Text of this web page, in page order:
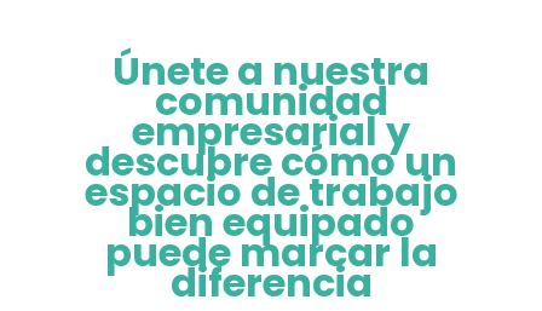
Únete a nuestra
comunidad
empresarial y
descubre cómo un
espacio de trabajo
bien equipado
puede marcar la
diferencia